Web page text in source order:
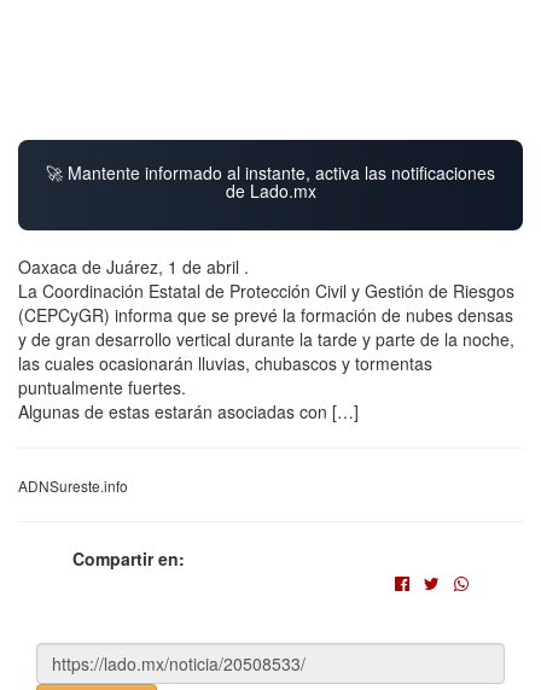
🚀 Mantente informado al instante, activa las notificaciones
de Lado.mx
Oaxaca de Juárez, 1 de abril .
La Coordinación Estatal de Protección Civil y Gestión de Riesgos
(CEPCyGR) informa que se prevé la formación de nubes densas
y de gran desarrollo vertical durante la tarde y parte de la noche,
las cuales ocasionarán lluvias, chubascos y tormentas
puntualmente fuertes.
Algunas de estas estarán asociadas con […]
ADNSureste.info
Compartir en: